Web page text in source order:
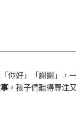
你好」「謝謝」，
，孩子們聽得專注